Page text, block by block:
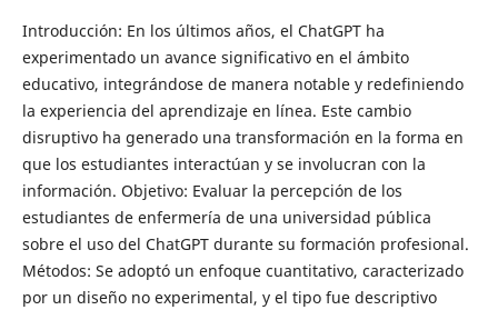
Introducción: En los últimos años, el ChatGPT ha
experimentado un avance significativo en el ámbito
educativo, integrándose de manera notable y redefiniendo
la experiencia del aprendizaje en línea. Este cambio
disruptivo ha generado una transformación en la forma en
que los estudiantes interactúan y se involucran con la
información. Objetivo: Evaluar la percepción de los
estudiantes de enfermería de una universidad pública
sobre el uso del ChatGPT durante su formación profesional.
Métodos: Se adoptó un enfoque cuantitativo, caracterizado
por un diseño no experimental, y el tipo fue descriptivo